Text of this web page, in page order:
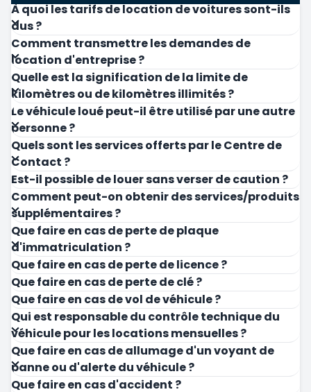
À quoi les tarifs de location de voitures sont-ils
dus ?
Comment transmettre les demandes de
location d'entreprise ?
Quelle est la signification de la limite de
kilomètres ou de kilomètres illimités ?
Le véhicule loué peut-il être utilisé par une autre
personne ?
Quels sont les services offerts par le Centre de
Contact ?
Est-il possible de louer sans verser de caution ?
Comment peut-on obtenir des services/produits
supplémentaires ?
Que faire en cas de perte de plaque
d'immatriculation ?
Que faire en cas de perte de licence ?
Que faire en cas de perte de clé ?
Que faire en cas de vol de véhicule ?
Qui est responsable du contrôle technique du
véhicule pour les locations mensuelles ?
Que faire en cas de allumage d'un voyant de
panne ou d'alerte du véhicule ?
Que faire en cas d'accident ?